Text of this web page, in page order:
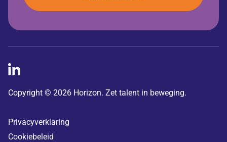
Copyright © 2026 Horizon. Zet talent in beweging.
Privacyverklaring
Cookiebeleid